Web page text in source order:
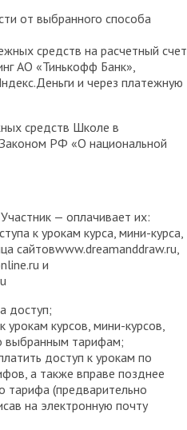
от выбранного способа
средств на расчетный счет
АО «Тинькофф Банк»,
и через платежную
средств Школе в
РФ «О национальной
— оплачивает их:
к урокам курса, мини-курса,
сайтовwww.dreamanddraw.ru,
и
доступ;
урокам курсов, мини-курсов,
выбранным тарифам;
доступ к урокам по
а также вправе позднее
тарифа (предварительно
на электронную почту